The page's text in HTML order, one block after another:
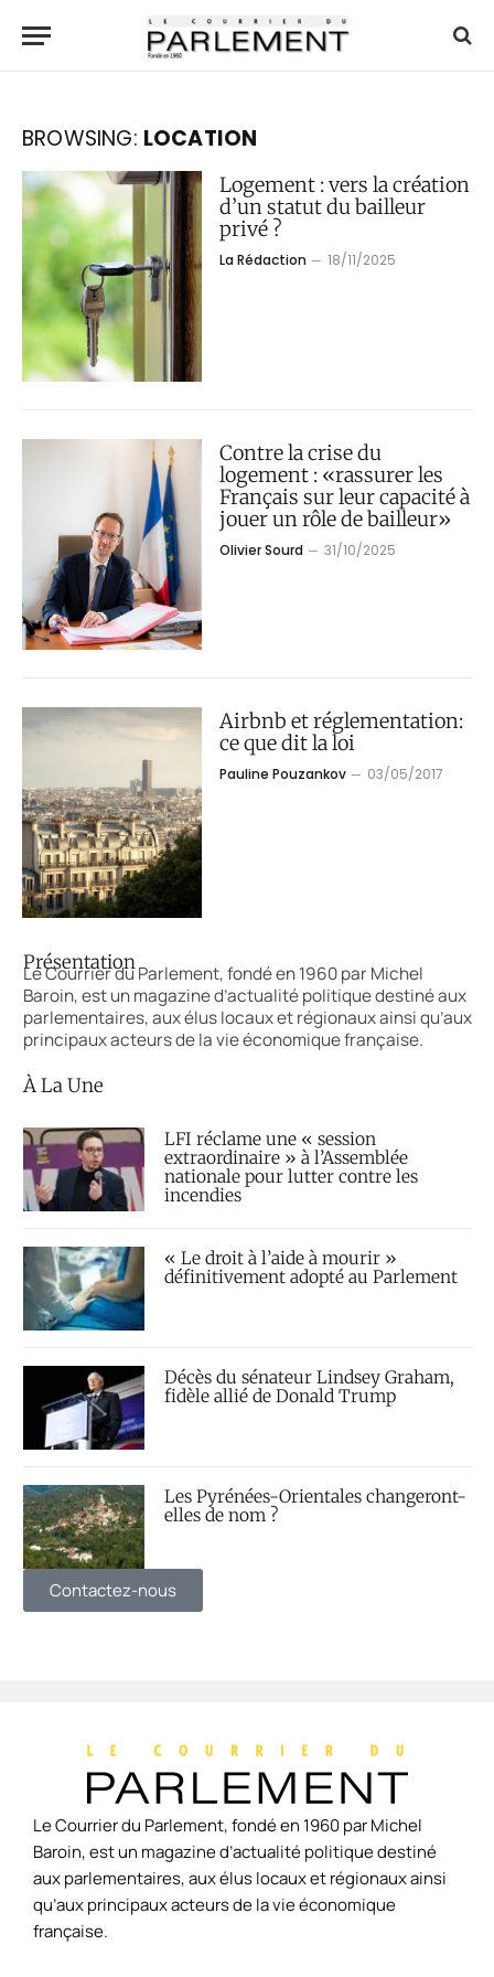
BROWSING: LOCATION
Logement : vers la création
d’un statut du bailleur
privé ?
La Rédaction 18/11/2025
Contre la crise du
logement : «rassurer les
Français sur leur capacité à
jouer un rôle de bailleur»
Olivier Sourd 31/10/2025
Airbnb et réglementation:
ce que dit la loi
Pauline Pouzankov 03/05/2017
Présentation
Le Courrier du Parlement, fondé en 1960 par Michel
Baroin, est un magazine d’actualité politique destiné aux
parlementaires, aux élus locaux et régionaux ainsi qu’aux
principaux acteurs de la vie économique française.
À La Une
LFI réclame une « session
extraordinaire » à l’Assemblée
nationale pour lutter contre les
incendies
« Le droit à l’aide à mourir »
définitivement adopté au Parlement
Décès du sénateur Lindsey Graham,
fidèle allié de Donald Trump
Les Pyrénées-Orientales changeront-
elles de nom ?
Contactez-nous
Le Courrier du Parlement, fondé en 1960 par Michel
Baroin, est un magazine d’actualité politique destiné
aux parlementaires, aux élus locaux et régionaux ainsi
qu’aux principaux acteurs de la vie économique
française.